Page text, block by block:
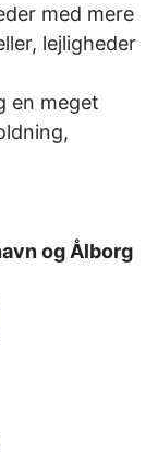
med mere
lejligheder
en meget
og Ålborg